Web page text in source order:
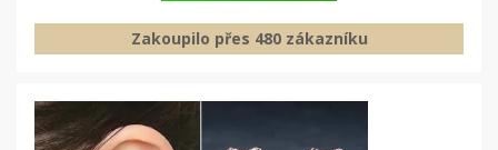
Zakoupilo přes 480 zákazníku